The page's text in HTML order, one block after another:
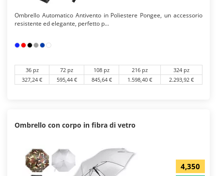
Ombrello Automatico Antivento in Poliestere Pongee, un accessorio
resistente ed elegante, perfetto p...
36 pz 72 pz 108 pz 216 pz
324 pz
327,24 €
595,44 € 845,64 € 1.598,40 € 2.293,92 €
Ombrello con corpo in fibra di vetro
4,350